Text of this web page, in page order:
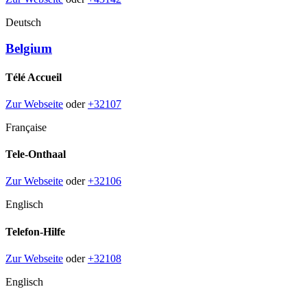
Deutsch
Belgium
Télé Accueil
Zur Webseite oder +32107
Française
Tele-Onthaal
Zur Webseite oder +32106
Englisch
Telefon-Hilfe
Zur Webseite oder +32108
Englisch